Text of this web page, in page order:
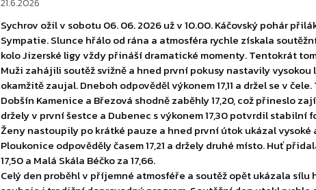
kolo Jizerské ligy vždy přináší dramatické momenty. Tentokrát
Muži zahájili soutěž svižně a hned první pokusy nastavily vysokou
okamžitě zaujal. Dneboh odpověděl výkonem 17,11 a držel se v
Dobšín Kamenice a Březová shodně zaběhly 17,20, což přineslo
držely v první šestce a Dubenec s výkonem 17,30 potvrdil stabilní
Ženy nastoupily po krátké pauze a hned první útok ukázal vysoké
Ploukonice odpověděly časem 17,21 a držely druhé místo. Huť
17,50 a Malá Skála Béčko za 17,66.
Celý den proběhl v příjemné atmosféře a soutěž opět ukázala sílu
souboje i tradiční doprovodný program. Soutěžní den utekl
krátkou pauzu a uvidíme se na konci června v Krásné Vsi.
Foto: